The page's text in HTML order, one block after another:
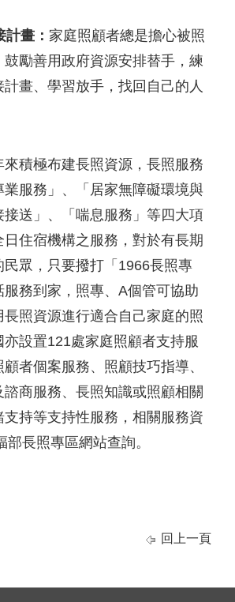
畫： 家庭照顧者總是擔心被照
鼓勵善用政府資源安排替手，練
畫、學習放手，找回自己的人
積極布建長照資源，長照服務
服務」、「居家無障礙環境與
送」、「喘息服務」等四大項
日住宿機構之服務，對於有長期
民眾，只要撥打「1966長照專
務到家，照專、A個管可協助
照資源進行適合自己家庭的照
設置121處家庭照顧者支持服
者個案服務、照顧技巧指導、
商服務、長照知識或照顧相關
持等支持性服務，相關服務資
部長照專區網站查詢。
回上一頁